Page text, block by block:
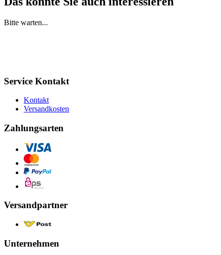
Bitte warten...
Service Kontakt
Kontakt
Versandkosten
Zahlungsarten
Versandpartner
Unternehmen